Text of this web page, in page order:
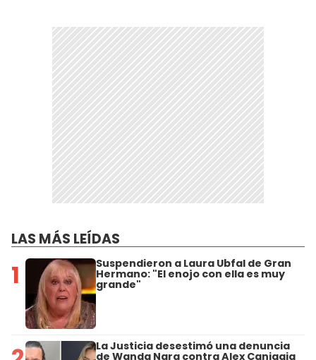
LAS MÁS LEÍDAS
1 Suspendieron a Laura Ubfal de Gran
Hermano: "El enojo con ella es muy
grande"
La Justicia desestimó una denuncia
de Wanda Nara contra Alex Caniggia